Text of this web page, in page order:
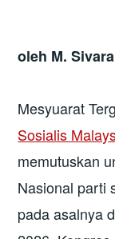
oleh M.
Mesyuarat
Sosialis
memutuskan
Nasional parti
pada asalnya